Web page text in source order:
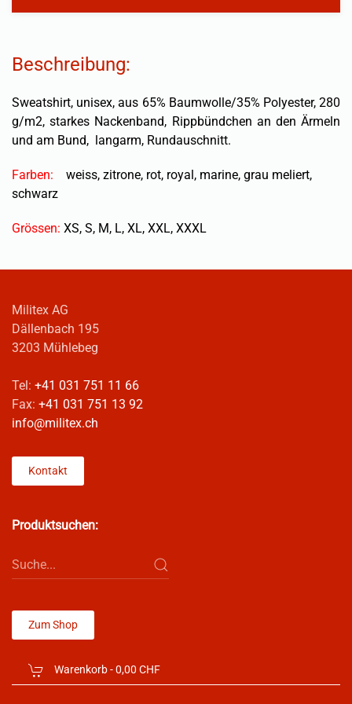
Beschreibung:
Sweatshirt, unisex, aus 65% Baumwolle/35% Polyester, 280
g/m2, starkes Nackenband, Rippbündchen an den Ärmeln
und am Bund, langarm, Rundauschnitt.
Farben:
weiss, zitrone, rot, royal, marine, grau meliert,
schwarz
Grössen: XS, S, M, L, XL, XXL, XXXL
Militex AG
Dällenbach 195
3203 Mühlebeg
Tel: +41 031 751 11 66
Fax: +41 031 751 13 92
info@militex.ch
Kontakt
Produktsuchen:
Zum Shop
Warenkorb -0,00 CHF